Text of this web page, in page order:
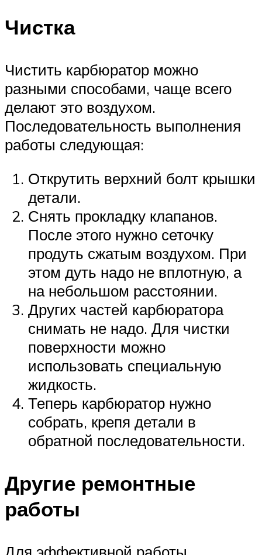
Чистка
Чистить карбюратор можно
разными способами, чаще всего
делают это воздухом.
Последовательность выполнения
работы следующая:
Открутить верхний болт крышки
детали.
Снять прокладку клапанов.
После этого нужно сеточку
продуть сжатым воздухом. При
этом дуть надо не вплотную, а
на небольшом расстоянии.
Других частей карбюратора
снимать не надо. Для чистки
поверхности можно
использовать специальную
жидкость.
Теперь карбюратор нужно
собрать, крепя детали в
обратной последовательности.
Другие ремонтные
работы